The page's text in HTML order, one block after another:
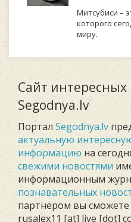
Митсубиси –
которого
миру.
Сайт интересных
Segodnya.lv
Портал Segodnya.lv
актуальную
информацию на
свежими новостями
информационным
познавательных
партнёром вы сможете
rusalex11 [at] live [dot]